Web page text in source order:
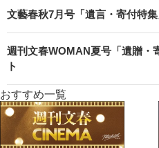
文藝春秋7月号「遺言・寄付特
週刊文春WOMAN夏号「遺贈・
ト
おすすめ一覧